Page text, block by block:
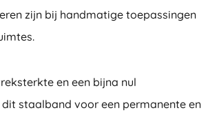
zijn bij handmatige toepassingen
en een bijna nul
staalband voor een permanente en